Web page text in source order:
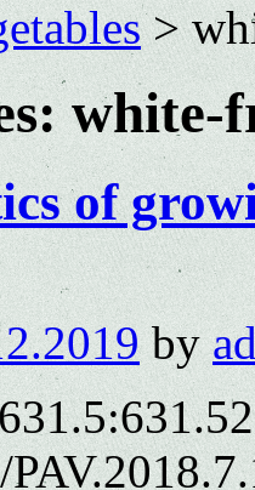
>
white-
of
by